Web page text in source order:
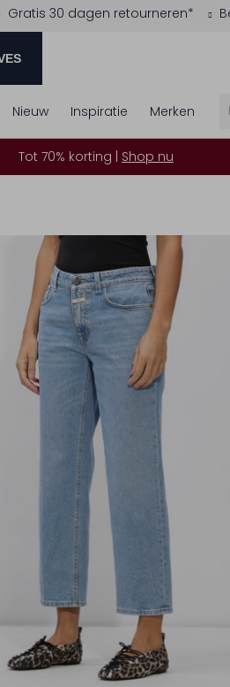
Gratis 30 dagen retourneren*
Nieuw Inspiratie Merken
Tot 70% korting | Shop nu